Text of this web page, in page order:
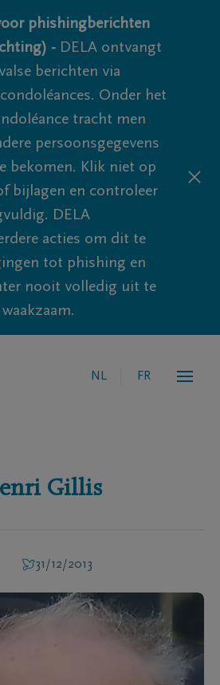
phishingberichten
- DELA ontvangt
berichten via
Onder het
tracht men
persoonsgegevens
bekomen. Klik niet op
bijlagen en controleer
DELA
acties om dit te
tot phishing en
nooit volledig uit te
NL FR
Gillis
31/12/2013